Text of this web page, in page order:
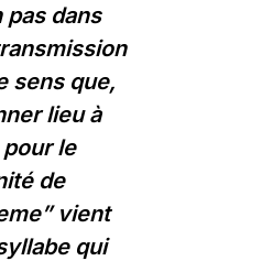
pas dans
sens que,
lieu à
le
de
vient
qui